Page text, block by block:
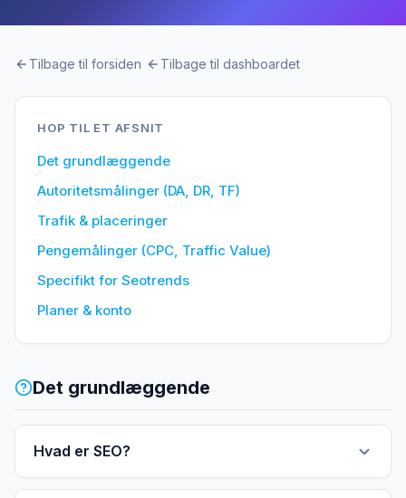
Tilbage til forsiden Tilbage til dashboardet
HOP TIL ET AFSNIT
Det grundlæggende
Autoritetsmålinger (DA, DR, TF)
Trafik & placeringer
Pengemålinger (CPC, Traffic Value)
Specifikt for Seotrends
Planer & konto
Det grundlæggende
Hvad er SEO?